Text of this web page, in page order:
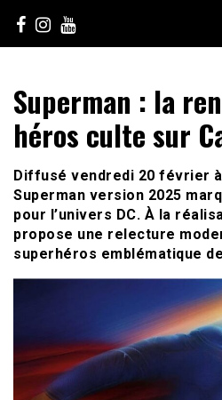
content
sunuculture
Superman : la
héros culte sur
Diffusé vendredi 20 février à
Superman version 2025
pour l’univers DC. À la
propose une relecture
superhéros emblématique